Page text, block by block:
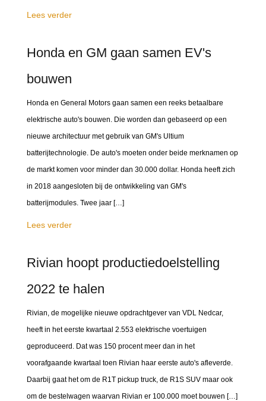
Lees verder
Honda en GM gaan samen EV's
bouwen
Honda en General Motors gaan samen een reeks betaalbare
elektrische auto's bouwen. Die worden dan gebaseerd op een
nieuwe architectuur met gebruik van GM's Ultium
batterijtechnologie. De auto's moeten onder beide merknamen op
de markt komen voor minder dan 30.000 dollar. Honda heeft zich
in 2018 aangesloten bij de ontwikkeling van GM's
batterijmodules. Twee jaar […]
Lees verder
Rivian hoopt productiedoelstelling
2022 te halen
Rivian, de mogelijke nieuwe opdrachtgever van VDL Nedcar,
heeft in het eerste kwartaal 2.553 elektrische voertuigen
geproduceerd. Dat was 150 procent meer dan in het
voorafgaande kwartaal toen Rivian haar eerste auto's afleverde.
Daarbij gaat het om de R1T pickup truck, de R1S SUV maar ook
om de bestelwagen waarvan Rivian er 100.000 moet bouwen […]